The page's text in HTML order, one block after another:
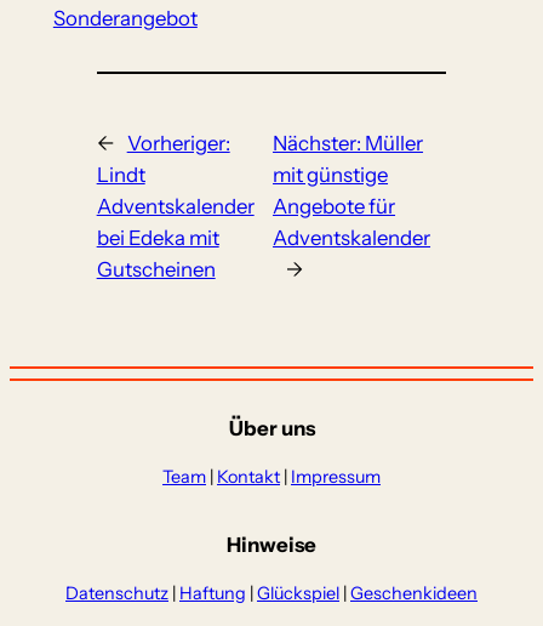
Sonderangebot
← Vorheriger:
Lindt
Adventskalender
bei Edeka mit
Gutscheinen
Nächster: Müller
mit günstige
Angebote für
Adventskalender
→
Über uns
Team Kontakt Impressum
Hinweise
Datenschutz Haftung Glückspiel Geschenkideen